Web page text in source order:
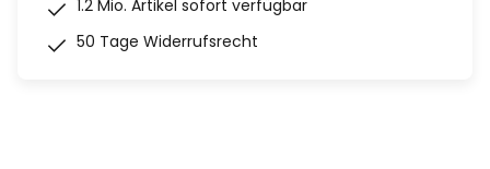
1.2 Mio. Artikel sofort verfügbar
50 Tage Widerrufsrecht